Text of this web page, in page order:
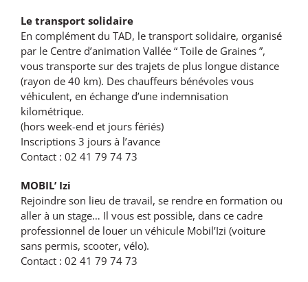
Le transport solidaire
En complément du TAD, le transport solidaire, organisé
par le Centre d’animation Vallée “ Toile de Graines ”,
vous transporte sur des trajets de plus longue distance
(rayon de 40 km). Des chauffeurs bénévoles vous
véhiculent, en échange d’une indemnisation
kilométrique.
(hors week-end et jours fériés)
Inscriptions 3 jours à l’avance
Contact : 02 41 79 74 73
MOBIL’ Izi
Rejoindre son lieu de travail, se rendre en formation ou
aller à un stage… Il vous est possible, dans ce cadre
professionnel de louer un véhicule Mobil’Izi (voiture
sans permis, scooter, vélo).
Contact : 02 41 79 74 73